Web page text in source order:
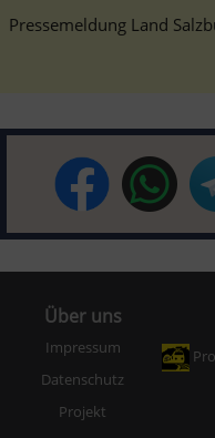
Pressemeldung Land
Über uns
Impressum
Datenschutz
Projekt